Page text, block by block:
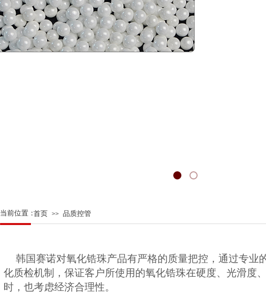
当前位置：首页 >> 品质控管
韩国赛诺对氧化锆珠产品有严格的质量把控，通过专业
化质检机制，保证客户所使用的氧化锆珠在硬度、光滑度
时，也考虑经济合理性。